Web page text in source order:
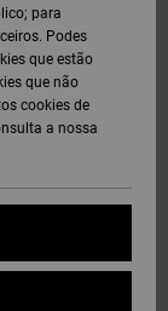
para
Podes
que estão
que não
cookies de
a nossa